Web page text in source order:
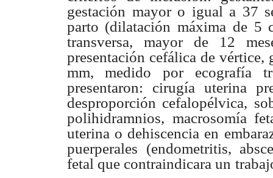
gestación mayor o igual a 37
parto (dilatación máxima de 5
transversa, mayor de 12
presentación cefálica de vértice,
mm, medido por
ecografía
presentaron: cirugía uterina
desproporción cefalopélvica,
polihidramnios, macrosomía
uterina o dehiscencia en
puerperales (endometritis,
fetal que contraindicara un